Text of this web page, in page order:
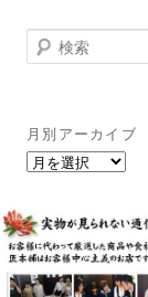
検
索
月別アーカイブ
月
ー
カ
イ
ブ